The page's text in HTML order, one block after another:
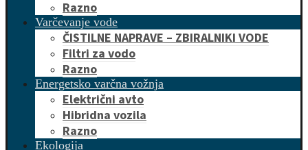
Razno
Varčevanje vode
ČISTILNE NAPRAVE – ZBIRALNIKI VODE
Filtri za vodo
Razno
Energetsko varčna vožnja
Električni avto
Hibridna vozila
Razno
Ekologija